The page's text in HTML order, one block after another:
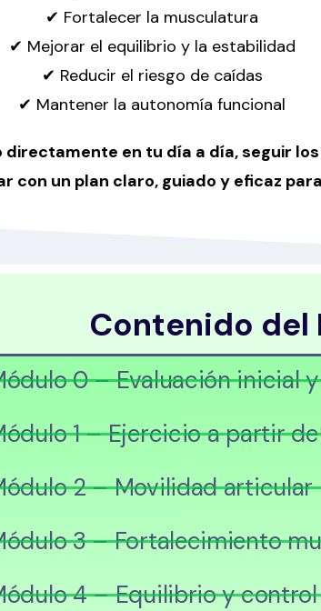
✔ Fortalecer la musculatura
✔ Mejorar el equilibrio y la estabilidad
✔ Reducir el riesgo de caídas
✔ Mantener la autonomía funcional
en tu día a día, seguir
con un plan claro, guiado y eficaz
Contenido del
0 – Evaluación inicial
1 – Ejercicio a partir
2 – Movilidad articular
3 – Fortalecimiento
4 – Equilibrio y